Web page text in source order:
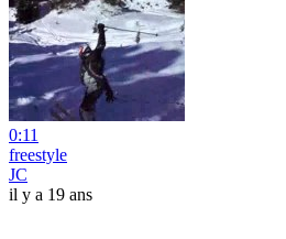
0:11
freestyle
JC
il y a 19 ans